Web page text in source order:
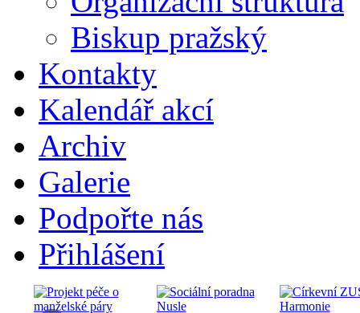
Biskup pražský
Kontakty
Kalendář akcí
Archiv
Galerie
Podpořte nás
Přihlášení